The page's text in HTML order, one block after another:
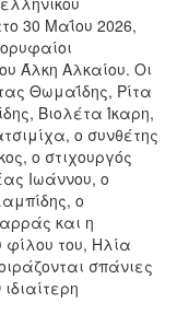
30 Μαΐου 2026,
Άλκη Αλκαίου. Οι
Θωμαΐδης, Ρίτα
Βιολέτα Ίκαρη,
ο συνθέτης
ο στιχουργός
Ιωάννου, ο
ο
και η
φίλου του, Ηλία
σπάνιες